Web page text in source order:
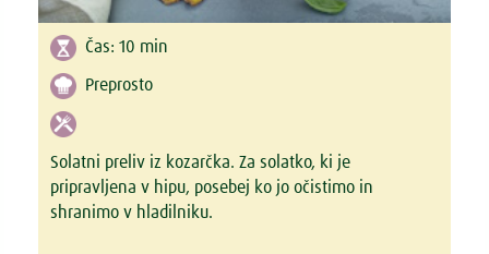
Čas: 10 min
Preprosto
Solatni preliv iz kozarčka. Za solatko, ki je
pripravljena v hipu, posebej ko jo očistimo in
shranimo v hladilniku.